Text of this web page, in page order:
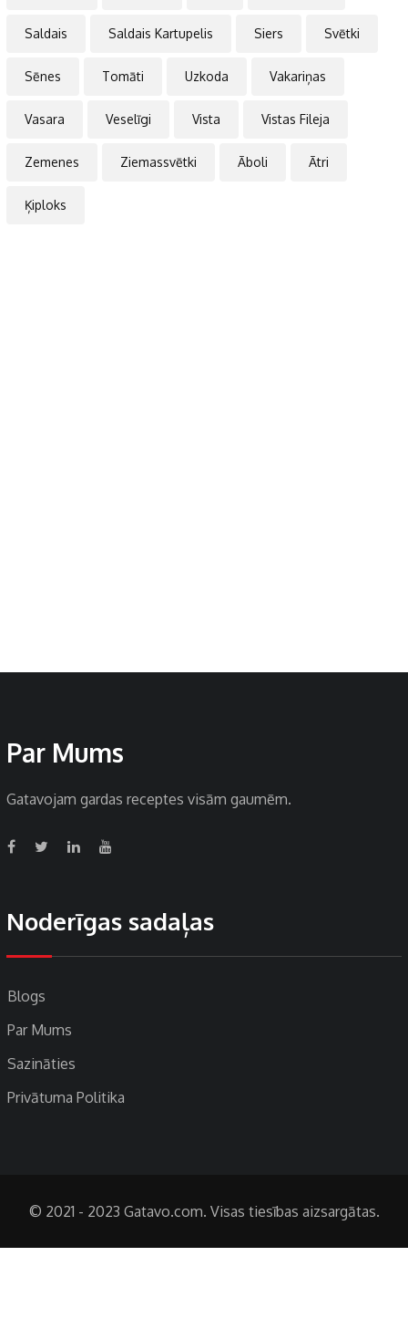
Saldais Saldais Kartupelis Siers Svētki
Sēnes Tomāti Uzkoda Vakariņas
Vasara Veselīgi Vista Vistas Fileja
Zemenes Ziemassvētki Āboli Ātri
Ķiploks
Par Mums
Gatavojam gardas receptes visām gaumēm.
Noderīgas sadaļas
Blogs
Par Mums
Sazināties
Privātuma Politika
© 2021 - 2023 Gatavo.com. Visas tiesības aizsargātas.